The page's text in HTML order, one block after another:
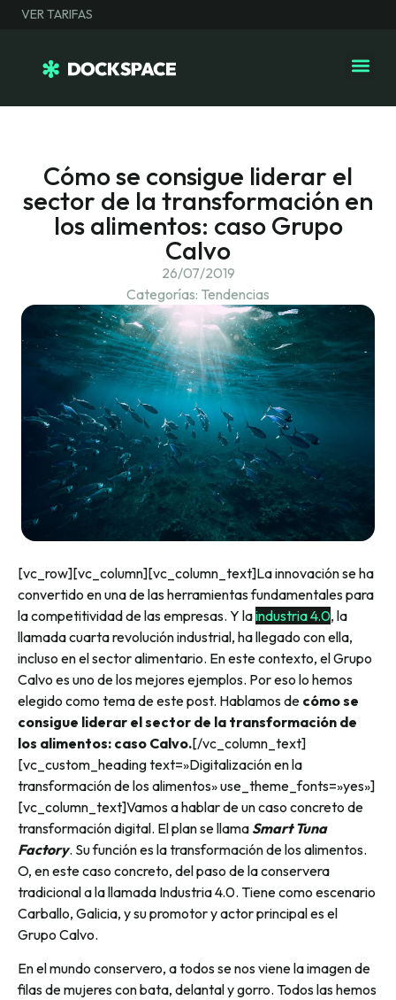
VER TARIFAS
Cómo se consigue liderar el
sector de la transformación en
los alimentos: caso Grupo
Calvo
26/07/2019
Categorías: Tendencias
[vc_row][vc_column][vc_column_text]La innovación se ha
convertido en una de las herramientas fundamentales para
la competitividad de las empresas. Y laindustria 4.0, la
llamada cuarta revolución industrial, ha llegado con ella,
incluso en el sector alimentario. En este contexto, el Grupo
Calvo es uno de los mejores ejemplos. Por eso lo hemos
elegido como tema de este post. Hablamos de cómo se
consigue liderar el sector de la transformación de
los alimentos: caso Calvo.[/vc_column_text]
[vc_custom_heading text=»Digitalización en la
transformación de los alimentos» use_theme_fonts=»yes»]
[vc_column_text]Vamos a hablar de un caso concreto de
transformación digital. El plan se llamaSmart Tuna
Factory. Su función es la transformación de los alimentos.
O, en este caso concreto, del paso de la conservera
tradicional a la llamada Industria 4.0. Tiene como escenario
Carballo, Galicia, y su promotor y actor principal es el
Grupo Calvo.
En el mundo conservero, a todos se nos viene la imagen de
filas de mujeres con bata, delantal y gorro. Todos las hemos